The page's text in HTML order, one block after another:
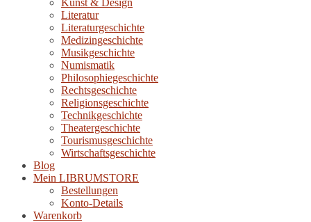
Kunst & Design
Literatur
Literaturgeschichte
Medizingeschichte
Musikgeschichte
Numismatik
Philosophiegeschichte
Rechtsgeschichte
Religionsgeschichte
Technikgeschichte
Theatergeschichte
Tourismusgeschichte
Wirtschaftsgeschichte
Blog
Mein LIBRUMSTORE
Bestellungen
Konto-Details
Warenkorb